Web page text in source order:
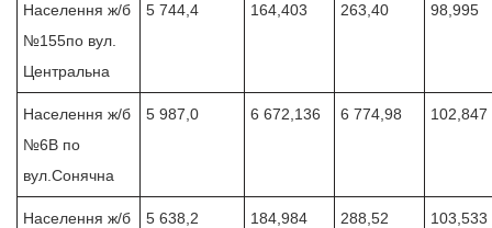
Населення ж/б
№155по вул.
Центральна
5 744,4 164,403 263,40 98,995
Населення ж/б
№6В по
вул.Сонячна
5 987,0 6 672,136 6 774,98 102,847
Населення ж/б
5 638,2 184,984 288,52 103,533